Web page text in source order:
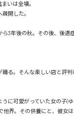
いは全壊。
開した。
ら3年後の秋。その後、後遺
踊る。そんな楽しい店と評
に可愛がっていた女の子(ゆ
他界。その供養にと、彼女